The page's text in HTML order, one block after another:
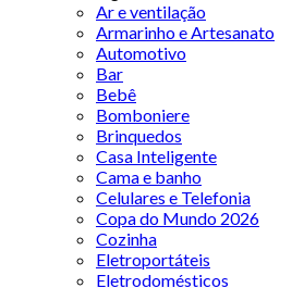
Ar e ventilação
Armarinho e Artesanato
Automotivo
Bar
Bebê
Bomboniere
Brinquedos
Casa Inteligente
Cama e banho
Celulares e Telefonia
Copa do Mundo 2026
Cozinha
Eletroportáteis
Eletrodomésticos